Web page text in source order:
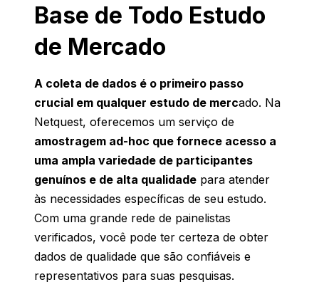
Base de Todo Estudo
de Mercado
A coleta de dados é o primeiro passo
crucial em qualquer estudo de mercado. Na
Netquest, oferecemos um serviço de
amostragem ad-hoc que fornece acesso a
uma ampla variedade de participantes
genuínos e de alta qualidade para atender
às necessidades específicas de seu estudo.
Com uma grande rede de painelistas
verificados, você pode ter certeza de obter
dados de qualidade que são confiáveis e
representativos para suas pesquisas.